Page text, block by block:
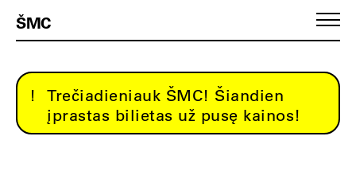
ŠMC
Trečiadieniauk ŠMC! Šiandien
įprastas bilietas už pusę kainos!